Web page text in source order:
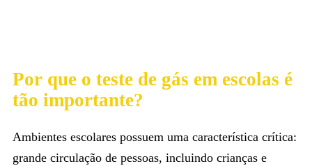
Por que o teste de gás em escolas é
tão importante?
Ambientes escolares possuem uma característica crítica:
grande circulação de pessoas, incluindo crianças e